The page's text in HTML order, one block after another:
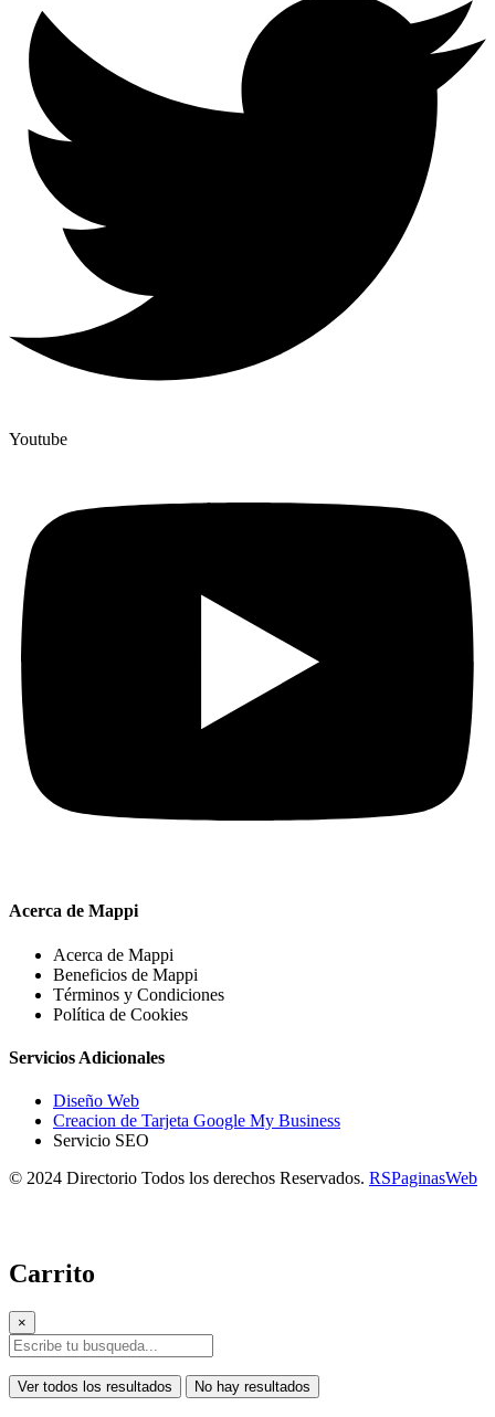
Youtube
Acerca de Mappi
Acerca de Mappi
Beneficios de Mappi
Términos y Condiciones
Política de Cookies
Servicios Adicionales
Diseño Web
Creacion de Tarjeta Google My Business
Servicio SEO
© 2024 Directorio Todos los derechos Reservados. RSPaginasWeb
Carrito
×
Ver todos los resultados No hay resultados